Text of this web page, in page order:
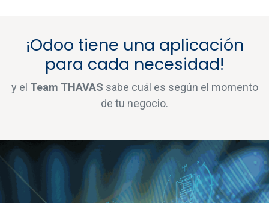
¡Odoo tiene una aplicación
para cada necesidad!
y el Team THAVAS sabe cuál es según el momento
de tu negocio.